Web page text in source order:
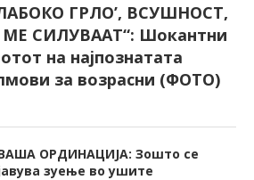
ГРЛО’, ВСУШНОСТ,
СИЛУВААТ“: Шокантни
на најпознатата
за возрасни (ФОТО)
ОРДИНАЦИЈА: Зошто се
зуење во ушите